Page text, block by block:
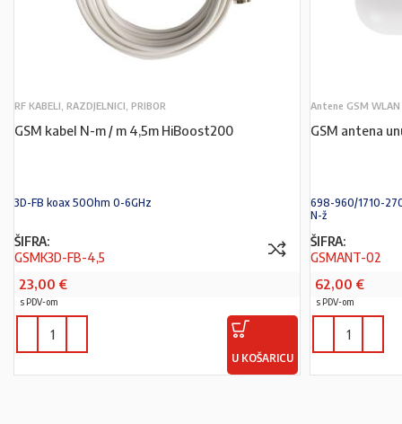
RF KABELI, RAZDJELNICI, PRIBOR
GSM kabel N-m / m 4,5m HiBoost200
3D-FB koax 50Ohm 0-6GHz
ŠIFRA:
GSMK3D-FB-4,5
23,00 €
s PDV-om
U KOŠARICU
Antene GSM
GSM antena
698-960/1710-
N-ž
ŠIFRA:
GSMANT-02
62,00 €
s PDV-om